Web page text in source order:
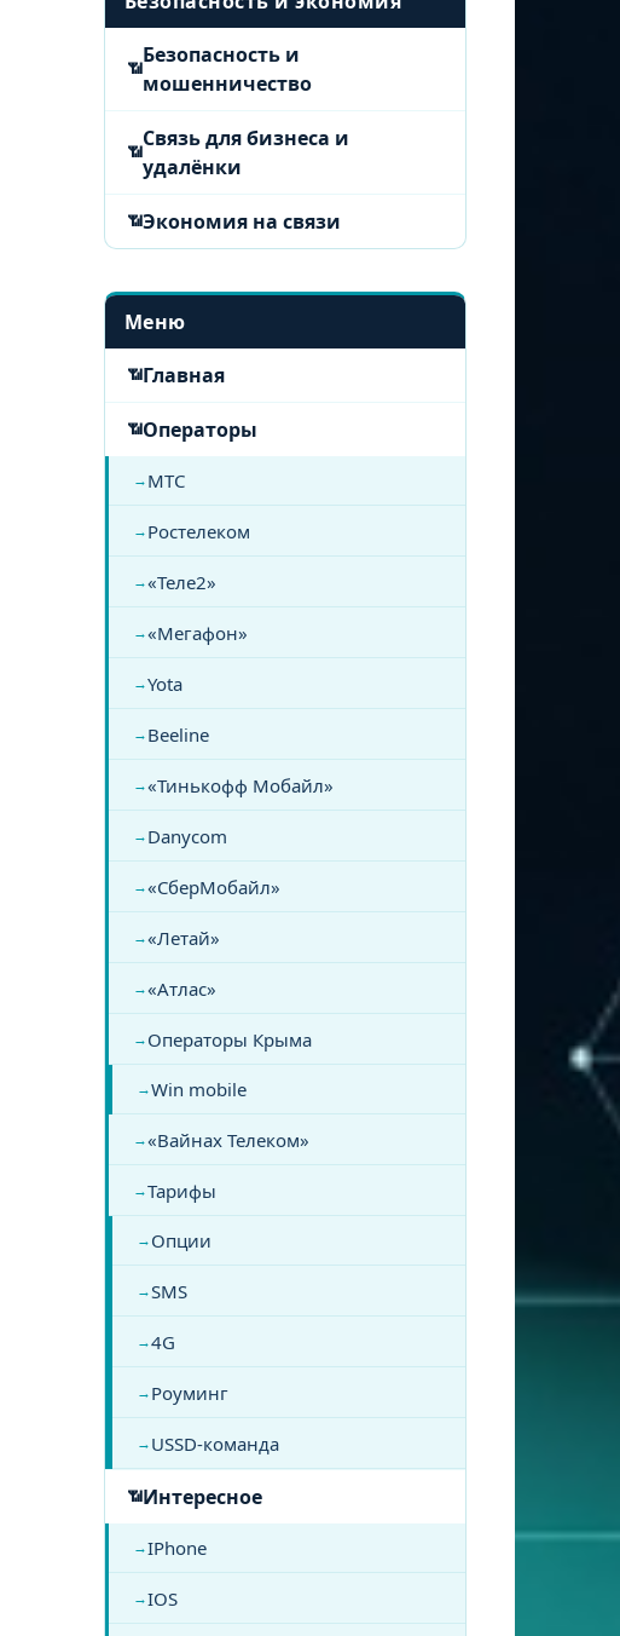
Безопасность и
мошенничество
Связь для бизнеса и
удалёнки
Экономия на связи
Меню
Главная
Операторы
МТС
Ростелеком
«Теле2»
«Мегафон»
Yota
Beeline
«Тинькофф Мобайл»
Danycom
«СберМобайл»
«Летай»
«Атлас»
Операторы Крыма
Win mobile
«Вайнах Телеком»
Тарифы
Опции
SMS
4G
Роуминг
USSD-команда
Интересное
IPhone
IOS